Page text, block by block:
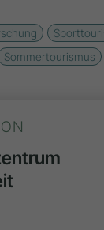
Sommertourismus